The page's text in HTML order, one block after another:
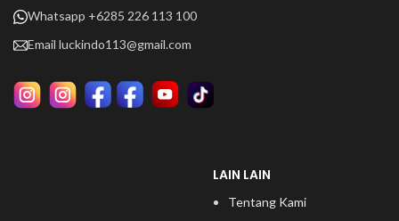
Whatsapp +6285 226 113 100
Email luckindo113@gmail.com
LAIN LAIN
Tentang Kami